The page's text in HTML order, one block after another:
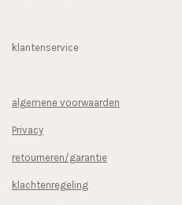
klantenservice
algemene voorwaarden
Privacy
retourneren/garantie
klachtenregeling